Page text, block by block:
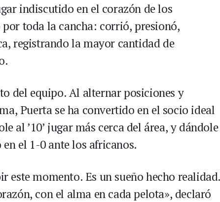
indiscutido en el corazón de los
toda la cancha: corrió, presionó,
registrando la mayor cantidad de
del equipo. Al alternar posiciones y
Puerta se ha convertido en el socio ideal
al ’10’ jugar más cerca del área, y
el 1-0 ante los africanos.
este momento. Es un sueño hecho realidad.
con el alma en cada pelota», declaró